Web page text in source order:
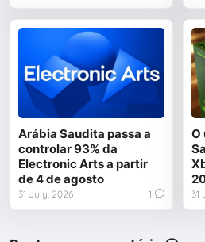
Arábia Saudita passa a
controlar 93% da
Electronic Arts a partir
de 4 de agosto
31 July, 2026 1
O
31